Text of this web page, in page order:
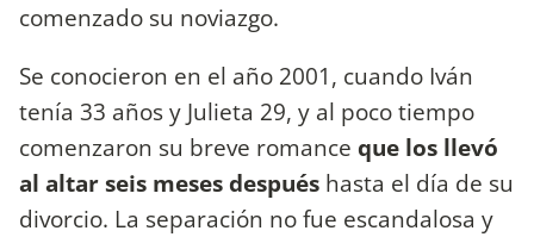
comenzado su noviazgo.
Se conocieron en el año 2001, cuando Iván
tenía 33 años y Julieta 29, y al poco tiempo
comenzaron su breve romance que los llevó
al altar seis meses después hasta el día de su
divorcio. La separación no fue escandalosa y